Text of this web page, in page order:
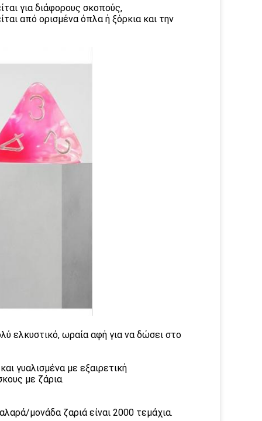
για διάφορους σκοπούς,
από ορισμένα όπλα ή ξόρκια και την
ελκυστικό, ωραία αφή για να δώσει στο
γυαλισμένα με εξαιρετική
με ζάρια.
μονάδα ζαριά είναι 2000 τεμάχια.